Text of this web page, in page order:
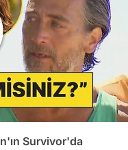
Survivor'da